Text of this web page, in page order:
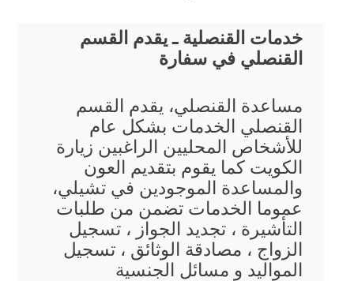
خدمات القنصلية ـ يقدم القسم
القنصلي في سفارة
مساعدة القنصلي، يقدم القسم
القنصلي الخدمات بشكل عام
للأشخاص المحليين الراغبين زيارة
الكويت كما يقوم بتقديم العون
والمساعدة الموجودين في تشيلي،
عموما الخدمات تضمن من طلبات
التأشيرة ، تجديد الجواز ، تسجيل
الزواج ، مصادقة الوثائق ، تسجيل
المواليد و مسائل الجنسية